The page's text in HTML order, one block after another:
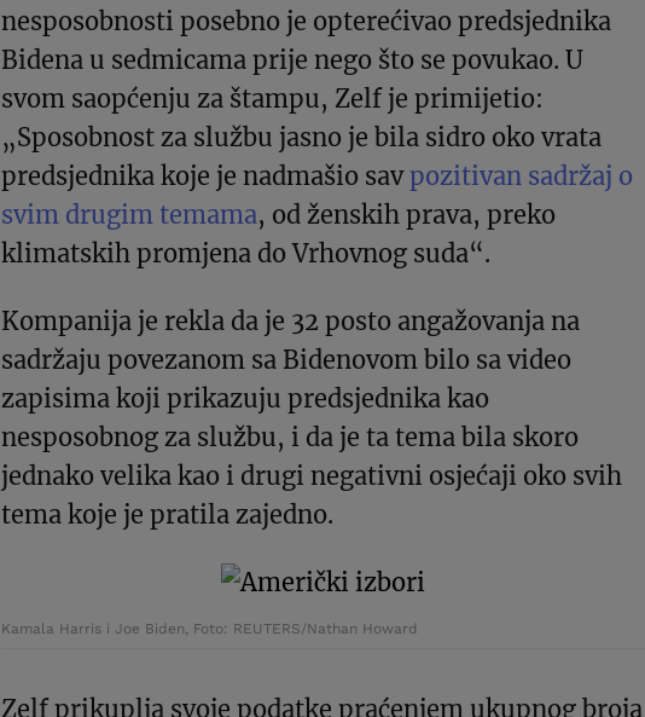
nesposobnosti posebno je opterećivao predsjednika
Bidena u sedmicama prije nego što se povukao. U
svom saopćenju za štampu, Zelf je primijetio:
„Sposobnost za službu jasno je bila sidro oko vrata
predsjednika koje je nadmašio sav pozitivan sadržaj o
svim drugim temama, od ženskih prava, preko
klimatskih promjena do Vrhovnog suda“.
Kompanija je rekla da je 32 posto angažovanja na
sadržaju povezanom sa Bidenovom bilo sa video
zapisima koji prikazuju predsjednika kao
nesposobnog za službu, i da je ta tema bila skoro
jednako velika kao i drugi negativni osjećaji oko svih
tema koje je pratila zajedno.
Kamala Harris i Joe Biden, Foto: REUTERS/Nathan Howard
Zelf prikuplja svoje podatke praćenjem ukupnog broja